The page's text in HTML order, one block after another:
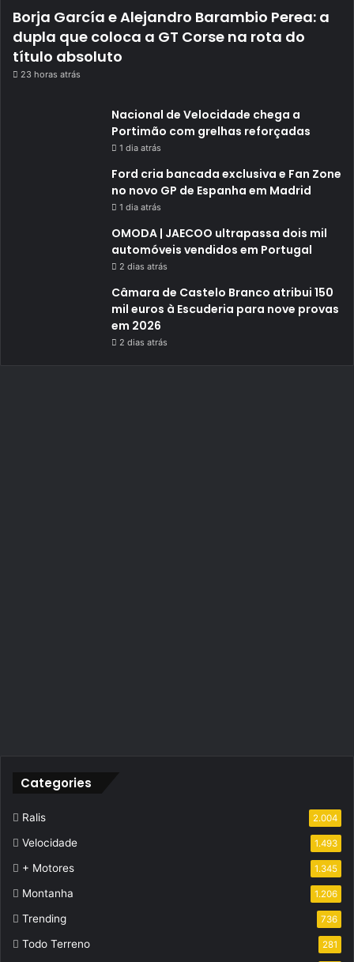
Borja García e Alejandro Barambio Perea: a
dupla que coloca a GT Corse na rota do
título absoluto
23 horas atrás
Nacional de Velocidade chega a
Portimão com grelhas reforçadas
1 dia atrás
Ford cria bancada exclusiva e Fan Zone
no novo GP de Espanha em Madrid
1 dia atrás
OMODA | JAECOO ultrapassa dois mil
automóveis vendidos em Portugal
2 dias atrás
Câmara de Castelo Branco atribui 150
mil euros à Escuderia para nove provas
em 2026
2 dias atrás
Categories
Ralis 2.004
Velocidade 1.493
+ Motores 1.345
Montanha 1.206
Trending 736
Todo Terreno 281